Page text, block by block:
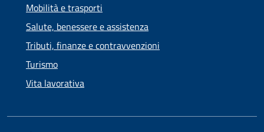
Mobilità e trasporti
Salute, benessere e assistenza
Tributi, finanze e contravvenzioni
Turismo
Vita lavorativa